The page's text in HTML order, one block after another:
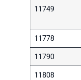
11749
11778
11790
11808